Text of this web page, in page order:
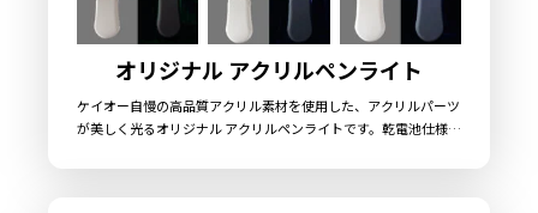
オリジナル アクリルペンライト
ケイオー自慢の高品質アクリル素材を使用した、アクリルパーツ
が美しく光るオリジナル アクリルペンライトです。乾電池仕様を
ボタンを押す毎に発光色を切り替えることが可能です。土台部分